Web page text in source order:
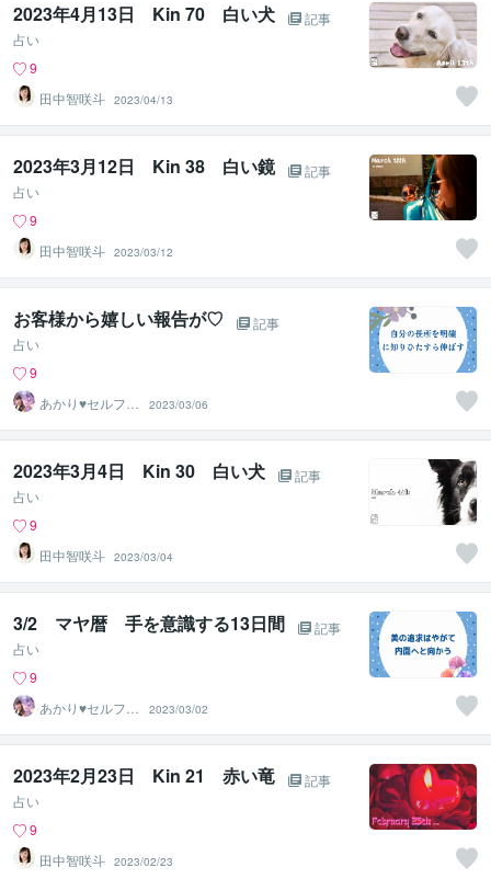
2023年4月13日 Kin 70 白い犬
記事
占い
9
田中智咲斗 2023/04/13
2023年3月12日 Kin 38 白い鏡
記事
占い
9
田中智咲斗 2023/03/12
お客様から嬉しい報告が♡
記事
占い
9
あかり♥セルフラ
ブ 自分を愛す
るサポート
2023/03/06
2023年3月4日 Kin 30 白い犬
記事
占い
9
田中智咲斗 2023/03/04
3/2 マヤ暦 手を意識する13日間
記事
占い
9
あかり♥セルフラ
ブ 自分を愛す
るサポート
2023/03/02
2023年2月23日 Kin 21 赤い竜
記事
占い
9
田中智咲斗 2023/02/23